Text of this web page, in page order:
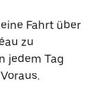
Fahrt über
zu
jedem Tag